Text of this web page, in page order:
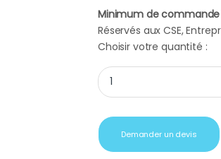
Minimum de commande
Réservés aux CSE,
Choisir votre quantité :
Sac cadeau pelliculé
Demander un devis